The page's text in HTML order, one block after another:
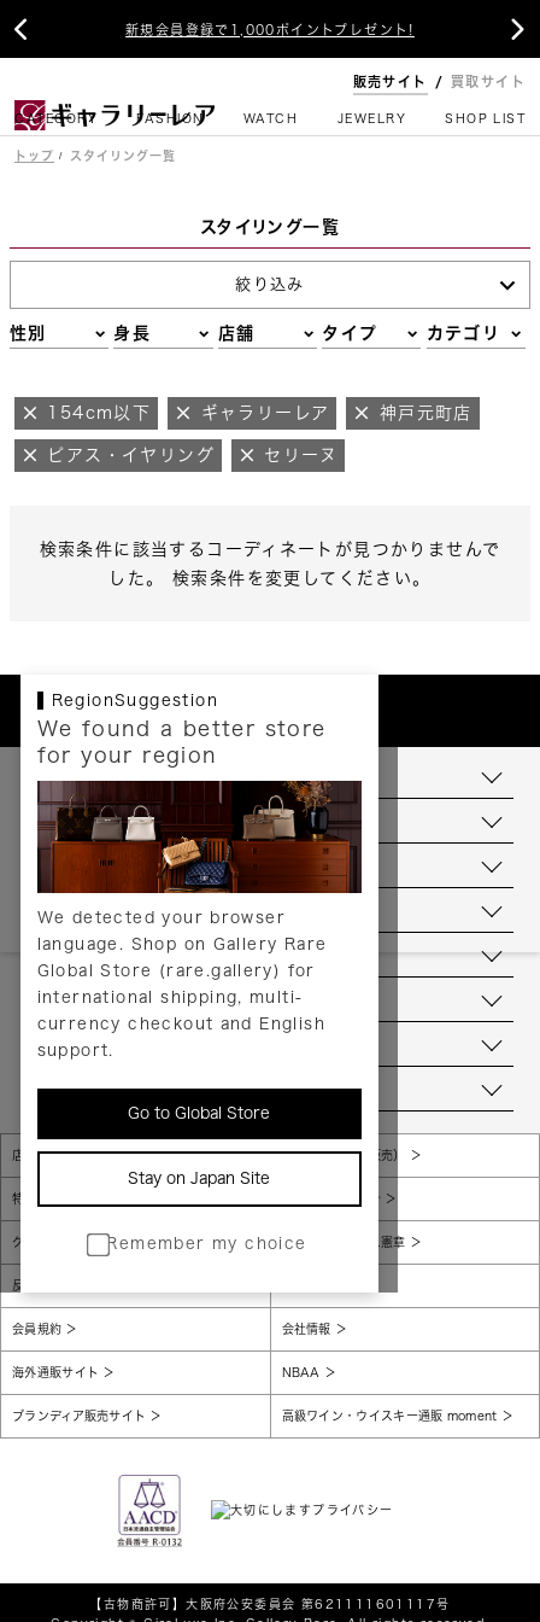
新規会員登録で1,000ポイントプレゼント!
 
販売サイト 買取サイト
CATEGORY FASHION WATCH JEWELRY SHOP LIST
トップ スタイリング一覧
スタイリング一覧
絞り込み
性別 身長 店舗 タイプ カテゴリ
154cm以下 ギャラリーレア 神戸元町店
ピアス・イヤリング セリーヌ
検索条件に該当するコーディネートが見つかりませんで
した。 検索条件を変更してください。
RegionSuggestion
We found a better store
for your region
We detected your browser
language. Shop on Gallery Rare
Global Store (rare.gallery) for
international shipping, multi-
currency checkout and English
support.
Go to Global Store
Stay on Japan Site
Remember my choice
お支払いについて
配送について
送料について
返品について
ヘルプ
お問い合わせ
当店について
店舗一覧 販売規約（店頭販売）
特定商取引法に基づく表示 個人情報保護方針
グローバルプライバシーポリシー コンプライアンス憲章
反社会的勢力に対する基本方針
会員規約 会社情報
海外通販サイト NBAA
ブランディア販売サイト 高級ワイン・ウイスキー通販 moment
【古物商許可】大阪府公安委員会 第621111601117号